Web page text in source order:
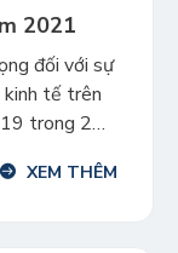
2021
đối với sự
kinh tế trên
19 trong 2
trên toàn
XEM THÊM